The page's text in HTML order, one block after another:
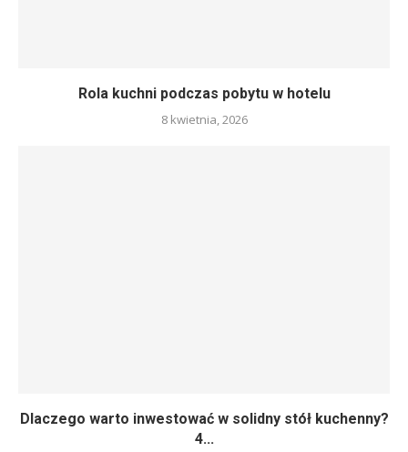
Rola kuchni podczas pobytu w hotelu
8 kwietnia, 2026
Dlaczego warto inwestować w solidny stół kuchenny?
4...